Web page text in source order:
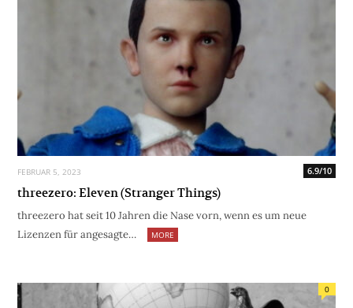
FEBRUAR 5, 2023 6.9/10
threezero: Eleven (Stranger Things)
threezero hat seit 10 Jahren die Nase vorn, wenn es um neue
Lizenzen für angesagte…
MORE
0